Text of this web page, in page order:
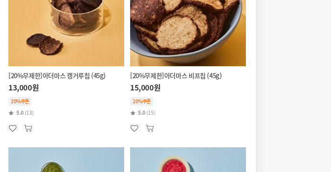
[20%무제한]아더마스 캥거루칩 (45g)
13,000원
20%쿠폰
5.0 (13)
[20%무제한]아더마스 비프칩 (45g)
15,000원
20%쿠폰
5.0 (15)